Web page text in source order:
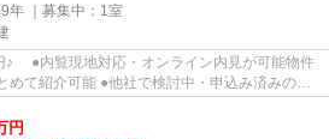
年 ｜募集中： 1室
♪ ●内覧現地対応・オンライン内見が可能物件
めて紹介可能 ●他社で検討中・申込み済みのお
円